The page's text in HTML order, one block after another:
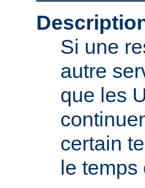
Si une
autre
que les
certain
le